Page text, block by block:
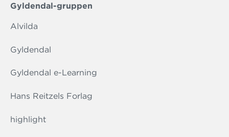
Gyldendal-gruppen
Alvilda
Gyldendal
Gyldendal e-Learning
Hans Reitzels Forlag
highlight